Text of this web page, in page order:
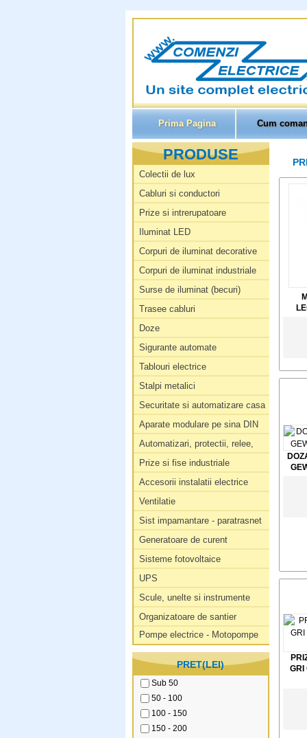
Prima Pagina Cum
PRODUSE
Colectii de lux
Cabluri si conductori
Prize si intrerupatoare
Iluminat LED
Corpuri de iluminat decorative
Corpuri de iluminat industriale
Surse de iluminat (becuri)
Trasee cabluri
Doze
Sigurante automate
Tablouri electrice
Stalpi metalici
Securitate si automatizare casa
Aparate modulare pe sina DIN
Automatizari, protectii, relee,
Prize si fise industriale
Accesorii instalatii electrice
Ventilatie
Sist impamantare - paratrasnet
Generatoare de curent
Sisteme fotovoltaice
UPS
Scule, unelte si instrumente
Organizatoare de santier
Pompe electrice - Motopompe
PRET(LEI)
Sub 50
50 - 100
100 - 150
150 - 200
GRI